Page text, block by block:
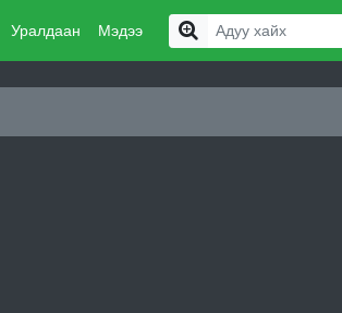
Уралдаан Мэдээ